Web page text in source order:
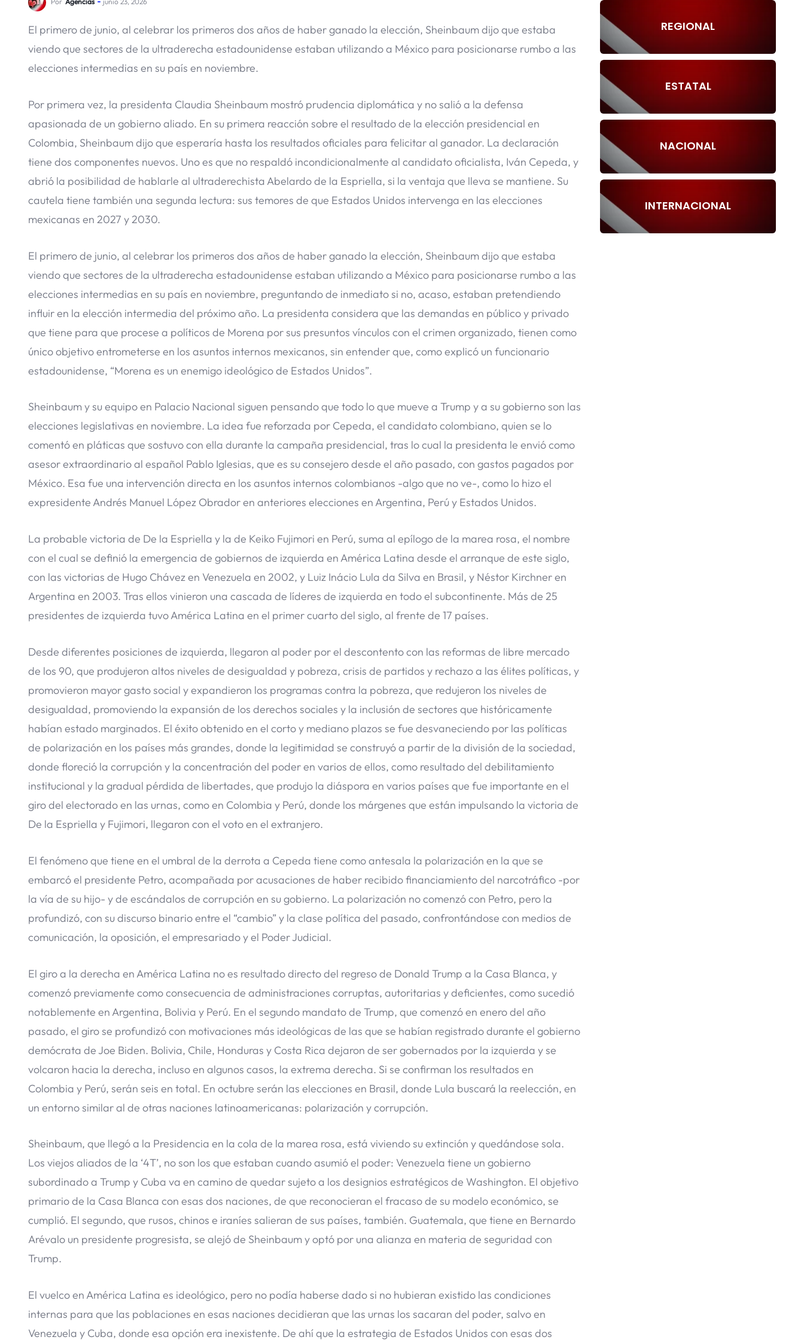
El primero de junio, al celebrar los primeros dos años de haber ganado la elección, Sheinbaum dijo que estaba
viendo que sectores de la ultraderecha estadounidense estaban utilizando a México para posicionarse rumbo a las
elecciones intermedias en su país en noviembre.
Por primera vez, la presidenta Claudia Sheinbaum mostró prudencia diplomática y no salió a la defensa
apasionada de un gobierno aliado. En su primera reacción sobre el resultado de la elección presidencial en
Colombia, Sheinbaum dijo que esperaría hasta los resultados oficiales para felicitar al ganador. La declaración
tiene dos componentes nuevos. Uno es que no respaldó incondicionalmente al candidato oficialista, Iván Cepeda, y
abrió la posibilidad de hablarle al ultraderechista Abelardo de la Espriella, si la ventaja que lleva se mantiene. Su
cautela tiene también una segunda lectura: sus temores de que Estados Unidos intervenga en las elecciones
mexicanas en 2027 y 2030.
El primero de junio, al celebrar los primeros dos años de haber ganado la elección, Sheinbaum dijo que estaba
viendo que sectores de la ultraderecha estadounidense estaban utilizando a México para posicionarse rumbo a las
elecciones intermedias en su país en noviembre, preguntando de inmediato si no, acaso, estaban pretendiendo
influir en la elección intermedia del próximo año. La presidenta considera que las demandas en público y privado
que tiene para que procese a políticos de Morena por sus presuntos vínculos con el crimen organizado, tienen como
único objetivo entrometerse en los asuntos internos mexicanos, sin entender que, como explicó un funcionario
estadounidense, “Morena es un enemigo ideológico de Estados Unidos”.
Sheinbaum y su equipo en Palacio Nacional siguen pensando que todo lo que mueve a Trump y a su gobierno son las
elecciones legislativas en noviembre. La idea fue reforzada por Cepeda, el candidato colombiano, quien se lo
comentó en pláticas que sostuvo con ella durante la campaña presidencial, tras lo cual la presidenta le envió como
asesor extraordinario al español Pablo Iglesias, que es su consejero desde el año pasado, con gastos pagados por
México. Esa fue una intervención directa en los asuntos internos colombianos -algo que no ve-, como lo hizo el
expresidente Andrés Manuel López Obrador en anteriores elecciones en Argentina, Perú y Estados Unidos.
La probable victoria de De la Espriella y la de Keiko Fujimori en Perú, suma al epílogo de la marea rosa, el nombre
con el cual se definió la emergencia de gobiernos de izquierda en América Latina desde el arranque de este siglo,
con las victorias de Hugo Chávez en Venezuela en 2002, y Luiz Inácio Lula da Silva en Brasil, y Néstor Kirchner en
Argentina en 2003. Tras ellos vinieron una cascada de líderes de izquierda en todo el subcontinente. Más de 25
presidentes de izquierda tuvo América Latina en el primer cuarto del siglo, al frente de 17 países.
Desde diferentes posiciones de izquierda, llegaron al poder por el descontento con las reformas de libre mercado
de los 90, que produjeron altos niveles de desigualdad y pobreza, crisis de partidos y rechazo a las élites políticas, y
promovieron mayor gasto social y expandieron los programas contra la pobreza, que redujeron los niveles de
desigualdad, promoviendo la expansión de los derechos sociales y la inclusión de sectores que históricamente
habían estado marginados. El éxito obtenido en el corto y mediano plazos se fue desvaneciendo por las políticas
de polarización en los países más grandes, donde la legitimidad se construyó a partir de la división de la sociedad,
donde floreció la corrupción y la concentración del poder en varios de ellos, como resultado del debilitamiento
institucional y la gradual pérdida de libertades, que produjo la diáspora en varios países que fue importante en el
giro del electorado en las urnas, como en Colombia y Perú, donde los márgenes que están impulsando la victoria de
De la Espriella y Fujimori, llegaron con el voto en el extranjero.
El fenómeno que tiene en el umbral de la derrota a Cepeda tiene como antesala la polarización en la que se
embarcó el presidente Petro, acompañada por acusaciones de haber recibido financiamiento del narcotráfico -por
la vía de su hijo- y de escándalos de corrupción en su gobierno. La polarización no comenzó con Petro, pero la
profundizó, con su discurso binario entre el “cambio” y la clase política del pasado, confrontándose con medios de
comunicación, la oposición, el empresariado y el Poder Judicial.
El giro a la derecha en América Latina no es resultado directo del regreso de Donald Trump a la Casa Blanca, y
comenzó previamente como consecuencia de administraciones corruptas, autoritarias y deficientes, como sucedió
notablemente en Argentina, Bolivia y Perú. En el segundo mandato de Trump, que comenzó en enero del año
pasado, el giro se profundizó con motivaciones más ideológicas de las que se habían registrado durante el gobierno
demócrata de Joe Biden. Bolivia, Chile, Honduras y Costa Rica dejaron de ser gobernados por la izquierda y se
volcaron hacia la derecha, incluso en algunos casos, la extrema derecha. Si se confirman los resultados en
Colombia y Perú, serán seis en total. En octubre serán las elecciones en Brasil, donde Lula buscará la reelección, en
un entorno similar al de otras naciones latinoamericanas: polarización y corrupción.
Sheinbaum, que llegó a la Presidencia en la cola de la marea rosa, está viviendo su extinción y quedándose sola.
Los viejos aliados de la ‘4T’, no son los que estaban cuando asumió el poder: Venezuela tiene un gobierno
subordinado a Trump y Cuba va en camino de quedar sujeto a los designios estratégicos de Washington. El objetivo
primario de la Casa Blanca con esas dos naciones, de que reconocieran el fracaso de su modelo económico, se
cumplió. El segundo, que rusos, chinos e iraníes salieran de sus países, también. Guatemala, que tiene en Bernardo
Arévalo un presidente progresista, se alejó de Sheinbaum y optó por una alianza en materia de seguridad con
Trump.
El vuelco en América Latina es ideológico, pero no podía haberse dado si no hubieran existido las condiciones
internas para que las poblaciones en esas naciones decidieran que las urnas los sacaran del poder, salvo en
Venezuela y Cuba, donde esa opción era inexistente. De ahí que la estrategia de Estados Unidos con esas dos
REGIONAL
ESTATAL
NACIONAL
INTERNACIONAL